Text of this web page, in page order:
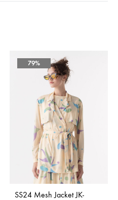
79%
SS24 Mesh Jacket JK-